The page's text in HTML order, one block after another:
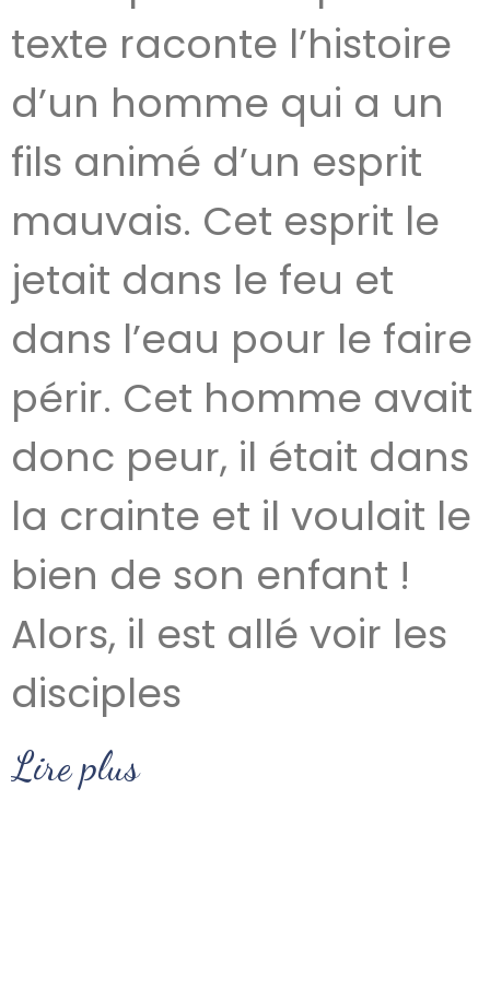
texte raconte l’histoire
d’un homme qui a un
fils animé d’un esprit
mauvais. Cet esprit le
jetait dans le feu et
dans l’eau pour le faire
périr. Cet homme avait
donc peur, il était dans
la crainte et il voulait le
bien de son enfant !
Alors, il est allé voir les
disciples
Lire plus